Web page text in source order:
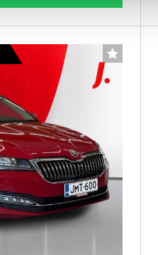
SUOSIKKI